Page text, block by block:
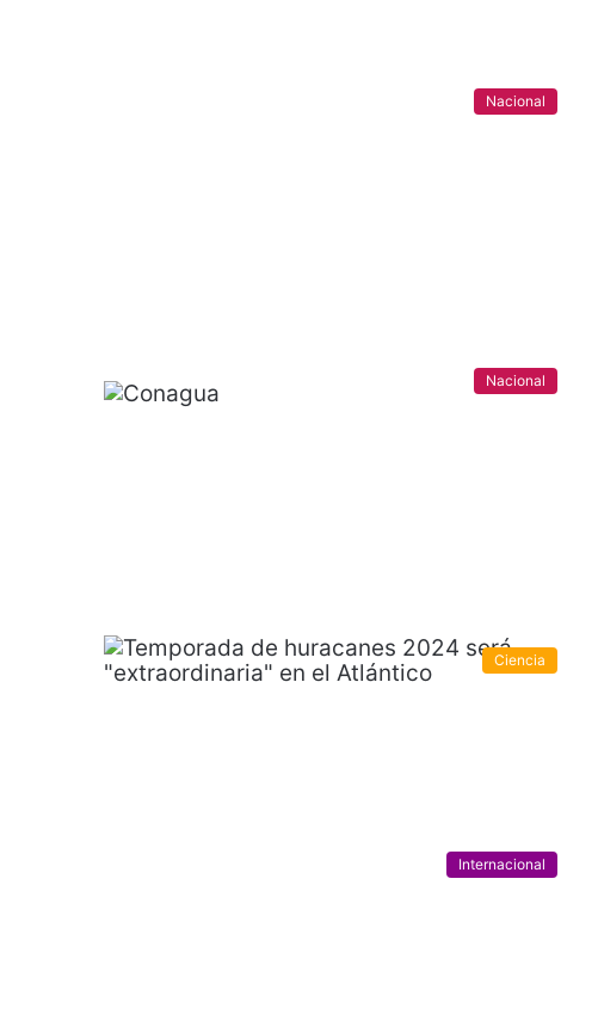
Nacional
Nacional
Ciencia
Internacional